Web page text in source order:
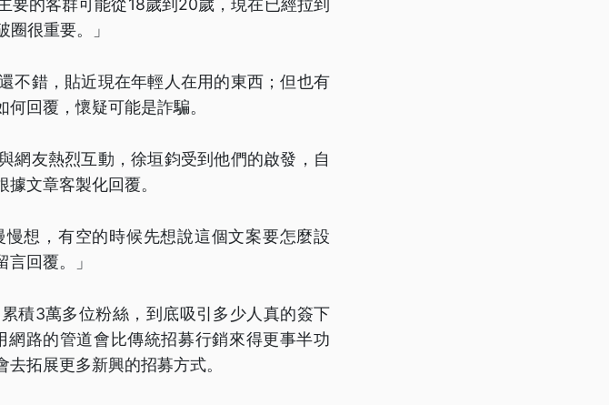
的客群可能從18歲到20歲，現在已經拉到
很重要。」
不錯，貼近現在年輕人在用的東西；但也有
回覆，懷疑可能是詐騙。
網友熱烈互動，徐垣鈞受到他們的啟發，自
文章客製化回覆。
想，有空的時候先想說這個文案要怎麼設
回覆。」
積3萬多位粉絲，到底吸引多少人真的簽下
路的管道會比傳統招募行銷來得更事半功
拓展更多新興的招募方式。